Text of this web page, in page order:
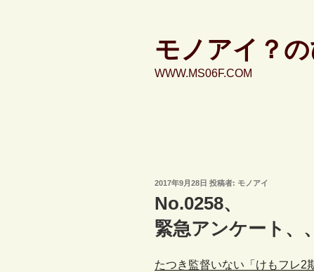
モノアイ？の
WWW.MS06F.COM
投
日:
2017年9月28日 投稿者: モノアイ
No.0258、
緊急アンケート、
たつき監督いない「けもフレ